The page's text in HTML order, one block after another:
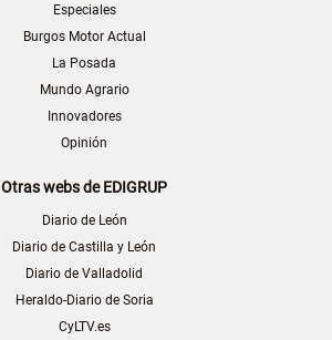
Especiales
Burgos Motor Actual
La Posada
Mundo Agrario
Innovadores
Opinión
Otras webs de EDIGRUP
Diario de León
Diario de Castilla y León
Diario de Valladolid
Heraldo-Diario de Soria
CyLTV.es